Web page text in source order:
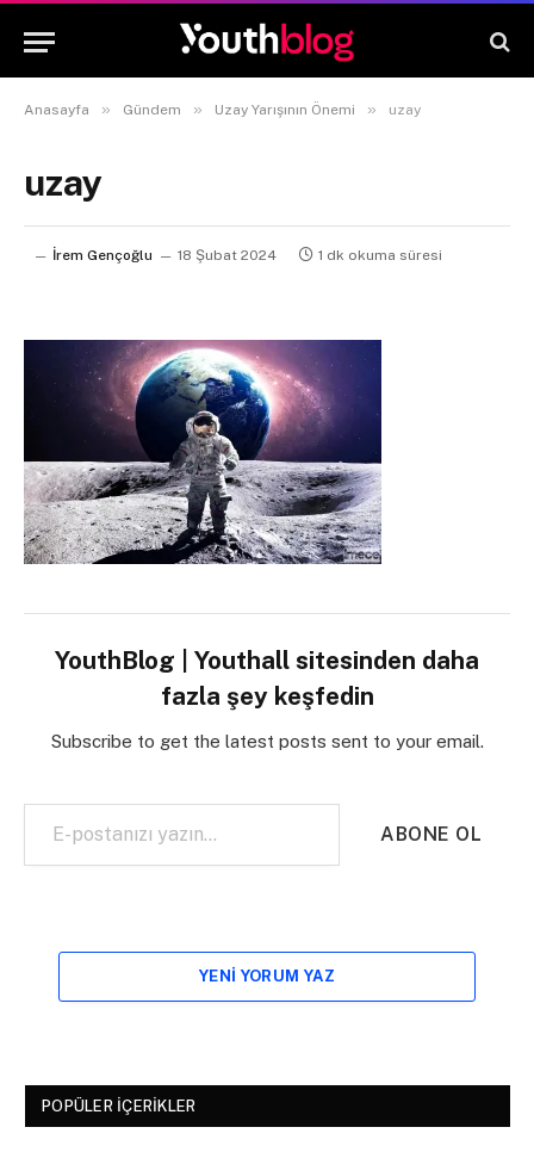
Anasayfa » Gündem » Uzay Yarışının Önemi » uzay
uzay
İrem Gençoğlu 18 Şubat 2024 1 dk okuma süresi
YouthBlog | Youthall sitesinden daha
fazla şey keşfedin
Subscribe to get the latest posts sent to your email.
E-postanızı yazın…
ABONE OL
YENI YORUM YAZ
POPÜLER İÇERIKLER